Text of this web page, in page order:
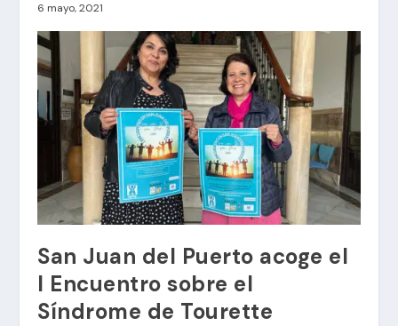
6 mayo, 2021
San Juan del Puerto acoge el
I Encuentro sobre el
Síndrome de Tourette